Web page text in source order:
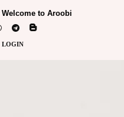
Welcome to Aroobi
LOGIN